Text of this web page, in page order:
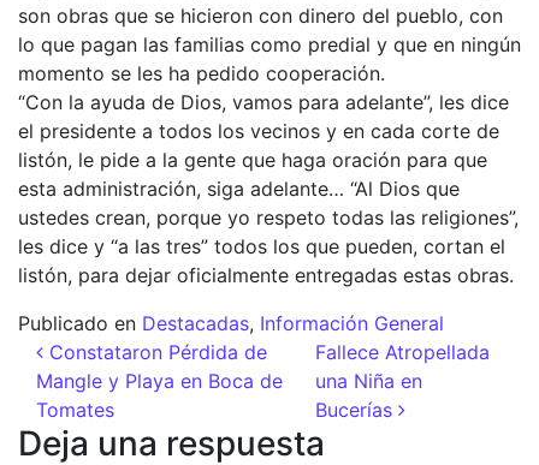
son obras que se hicieron con dinero del pueblo, con
lo que pagan las familias como predial y que en ningún
momento se les ha pedido cooperación.
“Con la ayuda de Dios, vamos para adelante”, les dice
el presidente a todos los vecinos y en cada corte de
listón, le pide a la gente que haga oración para que
esta administración, siga adelante… “Al Dios que
ustedes crean, porque yo respeto todas las religiones”,
les dice y “a las tres” todos los que pueden, cortan el
listón, para dejar oficialmente entregadas estas obras.
Publicado en Destacadas, Información General
Navegación de entradas
Constataron Pérdida de
Mangle y Playa en Boca de
Tomates
Fallece Atropellada
una Niña en
Bucerías
Deja una respuesta